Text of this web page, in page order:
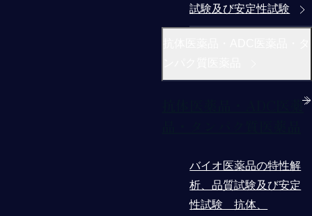
試験及び安定性試験
抗体医薬品・ADC医薬
バイオ医薬品の特性解
析、品質試験及び安定
性試験 抗体、